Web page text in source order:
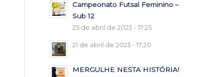
Campeonato Futsal Feminino –
Sub 12
25 de abril de 2023 - 17:25
21 de abril de 2023 - 17:20
MERGULHE NESTA HISTÓRIA!